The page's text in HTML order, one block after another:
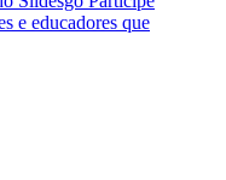
e educadores que